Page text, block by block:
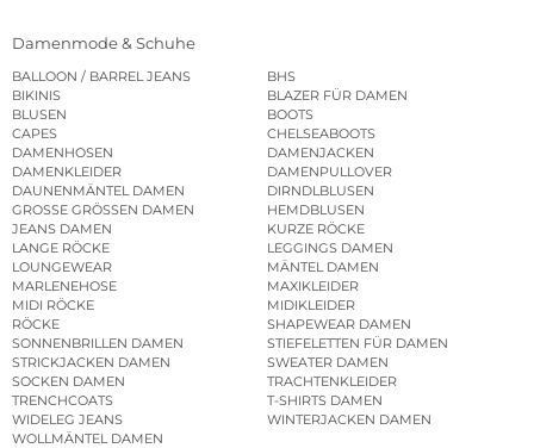
Damenmode & Schuhe
BALLOON / BARREL JEANS
BHS
BIKINIS
BLAZER FÜR DAMEN
BLUSEN
BOOTS
CAPES
CHELSEABOOTS
DAMENHOSEN
DAMENJACKEN
DAMENKLEIDER
DAMENPULLOVER
DAUNENMÄNTEL DAMEN
DIRNDLBLUSEN
GROSSE GRÖSSEN DAMEN
HEMDBLUSEN
JEANS DAMEN
KURZE RÖCKE
LANGE RÖCKE
LEGGINGS DAMEN
LOUNGEWEAR
MÄNTEL DAMEN
MARLENEHOSE
MAXIKLEIDER
MIDI RÖCKE
MIDIKLEIDER
RÖCKE
SHAPEWEAR DAMEN
SONNENBRILLEN DAMEN
STIEFELETTEN FÜR DAMEN
STRICKJACKEN DAMEN
SWEATER DAMEN
SOCKEN DAMEN
TRACHTENKLEIDER
TRENCHCOATS
T-SHIRTS DAMEN
WIDELEG JEANS
WINTERJACKEN DAMEN
WOLLMÄNTEL DAMEN